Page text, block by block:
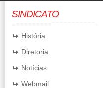
SINDICATO
História
Diretoria
Notícias
Webmail